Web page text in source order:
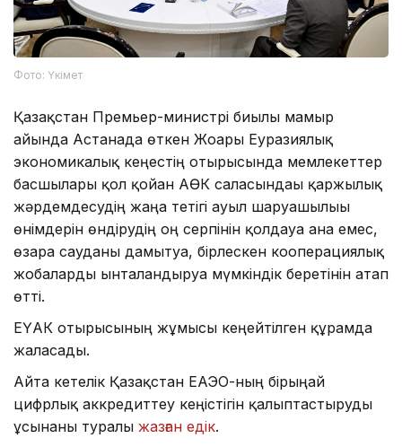
Фото: Үкімет
Қазақстан Премьер-министрі биылғы мамыр
айында Астанада өткен Жоғары Еуразиялық
экономикалық кеңестің отырысында мемлекеттер
басшылары қол қойған АӨК саласындағы қаржылық
жәрдемдесудің жаңа тетігі ауыл шаруашылығы
өнімдерін өндірудің оң серпінін қолдауға ғана емес,
өзара сауданы дамытуға, бірлескен кооперациялық
жобаларды ынталандыруға мүмкіндік беретінін атап
өтті.
ЕҮАК отырысының жұмысы кеңейтілген құрамда
жалғасады.
Айта кетелік Қазақстан ЕАЭО-ның бірыңғай
цифрлық аккредиттеу кеңістігін қалыптастыруды
ұсынғаны туралы жазған едік.